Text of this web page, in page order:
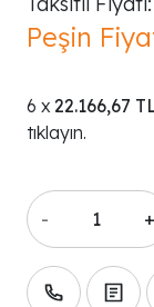
Peşin
22.166,67
tıklayın.
- +